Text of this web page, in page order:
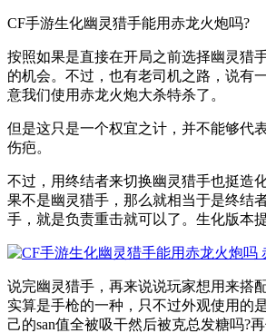
CF手游生化幽灵猎手能用赤龙火炮吗?
按照如果是直接在开局之前选择幽灵猎
的机会。不过，也有老司机之路，说有
意我们使用赤龙火炮大杀特杀了。
但是这只是一个权宜之计，并不能够代
伤疤。
不过，用终结者来切换幽灵猎手也挺造
果不是幽灵猎手，那么就相当于是终结
手，就是负责重击就可以了。生化版本
说完幽灵猎手，再来说说玩家想用来搭
实算是手枪的一种，只不过外观使用的
己的san值全被吸干然后被克总发糖吗